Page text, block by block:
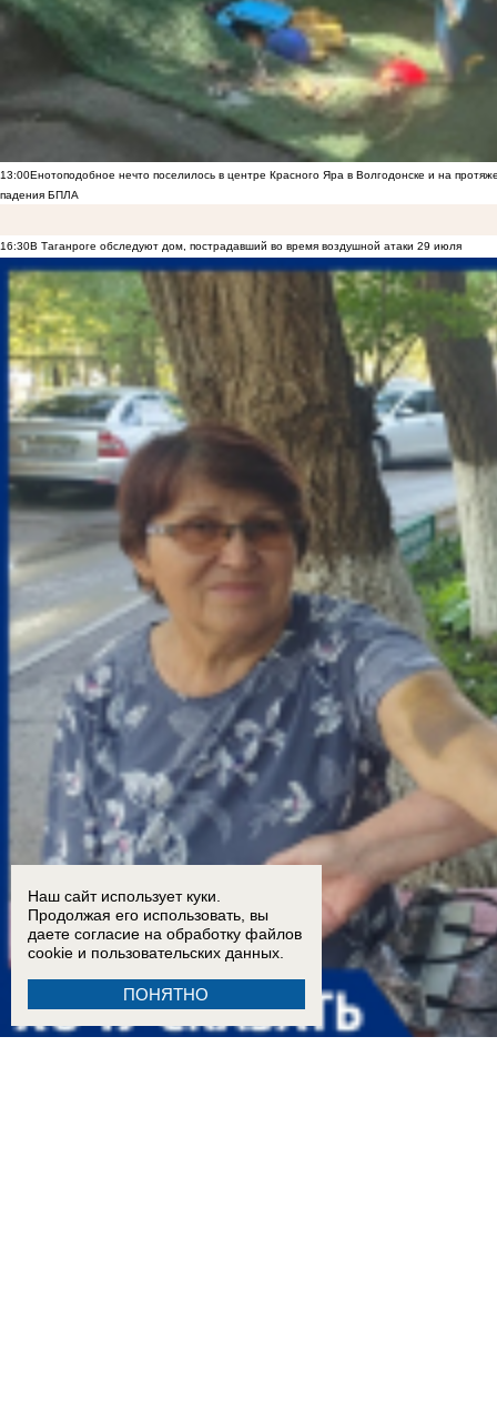
13:00Енотоподобное нечто поселилось в центре Красного Яра в Волгодонске и на
падения БПЛА
16:30В Таганроге обследуют дом, пострадавший во время воздушной атаки 29 июля
Наш сайт использует куки.
Продолжая его использовать, вы
даете согласие на обработку файлов
cookie и пользовательских данных.
ПОНЯТНО